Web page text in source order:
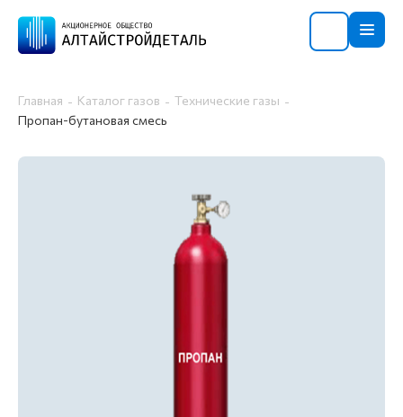
Главная Каталог газов
Технические газы
Пропан-бутановая смесь